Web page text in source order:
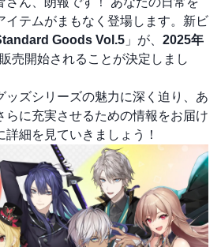
イテムがまもなく登場します。新ビ
Goods Vol.5 」が、 2025年
売開始されることが決定しまし
ッズシリーズの魅力に深く迫り、あ
らに充実させるための情報をお届け
詳細を見ていきましょう！